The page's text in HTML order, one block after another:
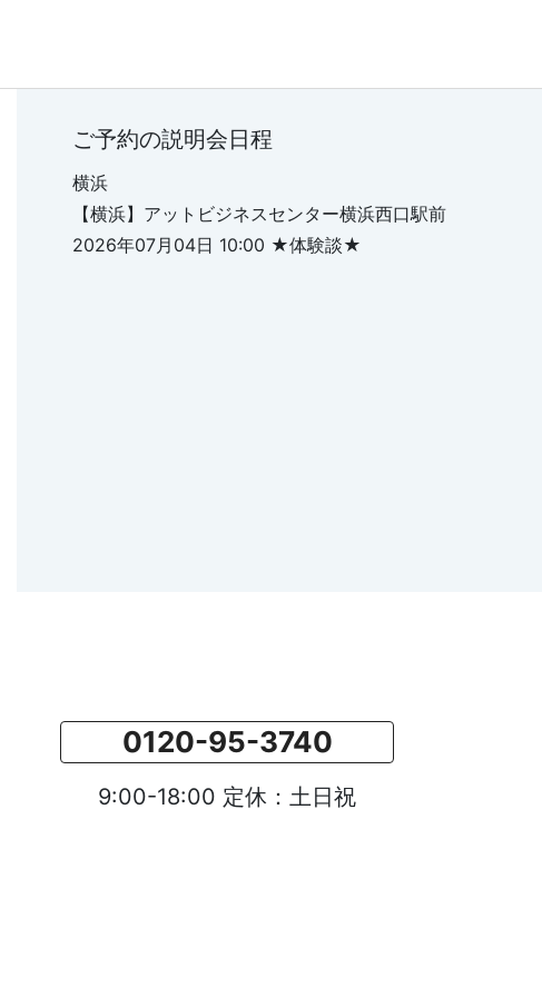
ご予約の説明会日程
横浜
【横浜】アットビジネスセンター横浜西口駅前
2026年07月04日 10:00 ★体験談★
0120-95-3740
9:00-18:00 定休：土日祝